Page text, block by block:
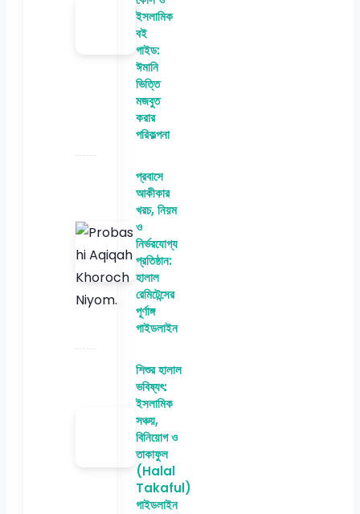
ইসলামিক
বই
গাইড:
ঈমানি
ভিত্তি
মজবুত
করার
পরিকল্পনা
প্রবাসে
আকীকার
খরচ, নিয়ম
ও
নির্ভরযোগ্য
প্রতিষ্ঠান:
হালাল
রেমিটেন্সের
পূর্ণাঙ্গ
গাইডলাইন
শিশুর হালাল
ভবিষ্যৎ:
ইসলামিক
সঞ্চয়,
বিনিয়োগ ও
তাকাফুল
(Halal
Takaful)
গাইডলাইন